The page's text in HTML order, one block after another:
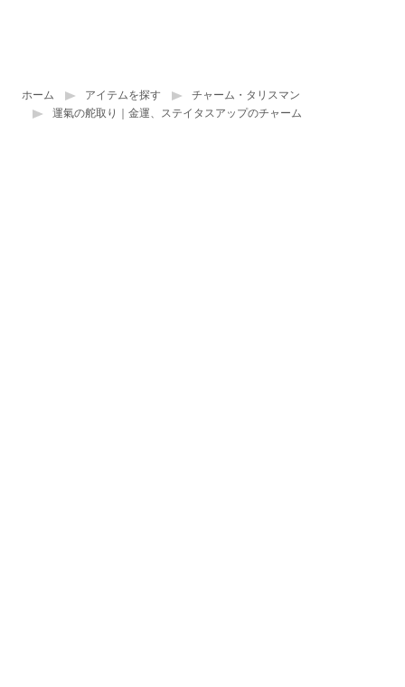
ホーム アイテムを探す
チャーム・タリスマン
運氣の舵取り｜金運、ステイタスアップのチャーム